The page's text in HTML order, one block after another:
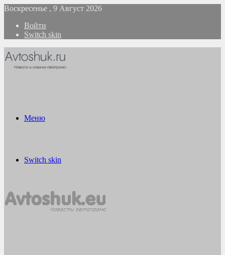
Воскресенье , 9 Август 2026
Войти
Switch skin
Меню
Switch skin